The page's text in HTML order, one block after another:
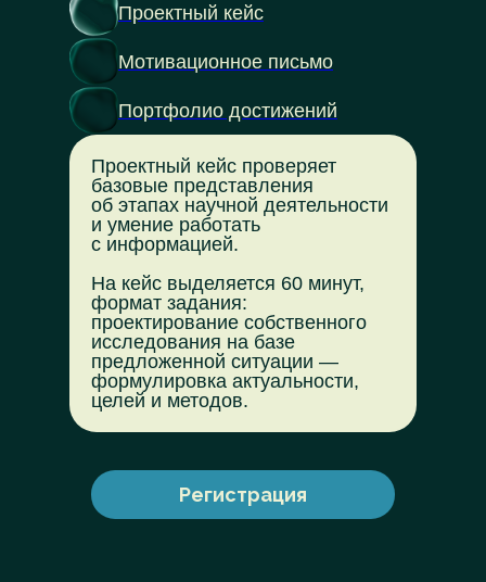
Проектный кейс
Мотивационное письмо
Портфолио достижений
Проектный кейс проверяет
базовые представления
об этапах научной деятельности
и умение работать
с информацией.
На кейс выделяется 60 минут,
формат задания:
проектирование собственного
исследования на базе
предложенной ситуации —
формулировка актуальности,
целей и методов.
Регистрация